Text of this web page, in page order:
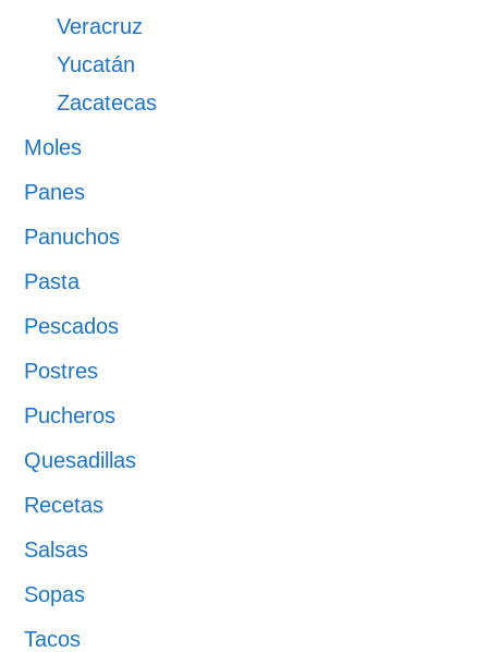
Veracruz
Yucatán
Zacatecas
Moles
Panes
Panuchos
Pasta
Pescados
Postres
Pucheros
Quesadillas
Recetas
Salsas
Sopas
Tacos